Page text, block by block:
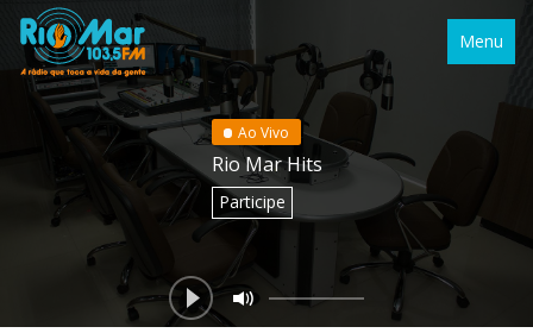
Menu
Ao Vivo
Rio Mar Hits
Participe